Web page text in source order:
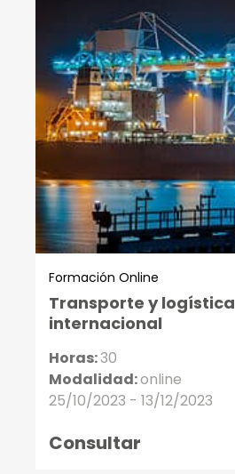
Formación Online
Transporte y logística
internacional
Horas:30
Modalidad:online
25/10/2023 - 13/12/2023
Consultar